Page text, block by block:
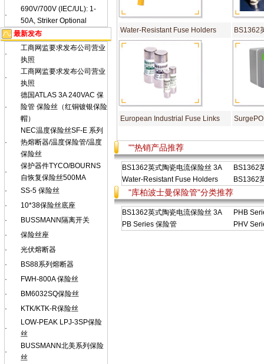
·
690V/700V (IEC/UL): 1-
50A, Striker Optional
最新发布
·
工商网监要求发布公司营业
执照
·
工商网监要求发布公司营业
执照
·
德国ATLAS 3A 240VAC 保
险管 保险丝（红铜镀银保险
帽）
·
NEC温度保险丝SF-E 系列
热熔断器/温度保险管/温度
保险丝
·
保护器件TYCO/BOURNS
自恢复保险丝500MA
·
SS-5 保险丝
·
10*38保险丝底座
·
BUSSMANN隔离开关
·
保险丝座
·
光伏熔断器
·
BS88系列熔断器
·
FWH-800A 保险丝
·
BM6032SQ保险丝
·
KTK/KTK-R保险丝
·
LOW-PEAK LPJ-3SP保险
丝
·
BUSSMANN北美系列保险
丝
Water-Resistant Fuse Holders BS1362
European Industrial Fuse Links
""热销产品推荐
BS1362英式陶瓷电流保险丝 3A
BS1362
Water-Resistant Fuse Holders
BS1362
"库柏波士曼保险管"分类推荐
BS1362英式陶瓷电流保险丝 3A
PHB
PB Series 保险管
PHV